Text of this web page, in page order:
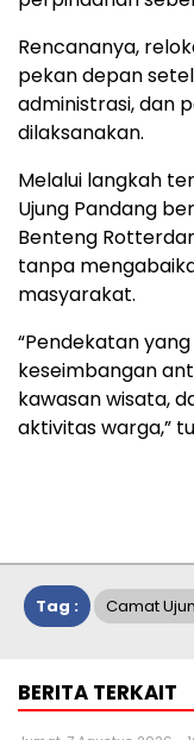
Rencananya,
pekan depan
administrasi, dan
dilaksanakan.
Melalui langkah
Ujung Pandang
Benteng
tanpa
masyarakat.
“Pendekatan
keseimbangan
kawasan wisata,
aktivitas warga,”
Tag : Camat
BERITA TERKAIT